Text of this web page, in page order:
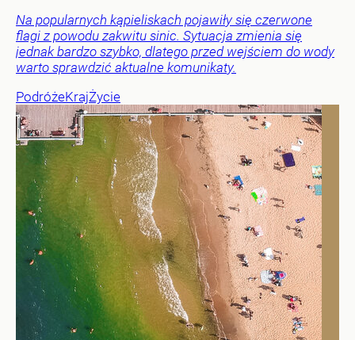
Na popularnych kąpieliskach pojawiły się czerwone
flagi z powodu zakwitu sinic. Sytuacja zmienia się
jednak bardzo szybko, dlatego przed wejściem do wody
warto sprawdzić aktualne komunikaty.
PodróżeKrajŻycie